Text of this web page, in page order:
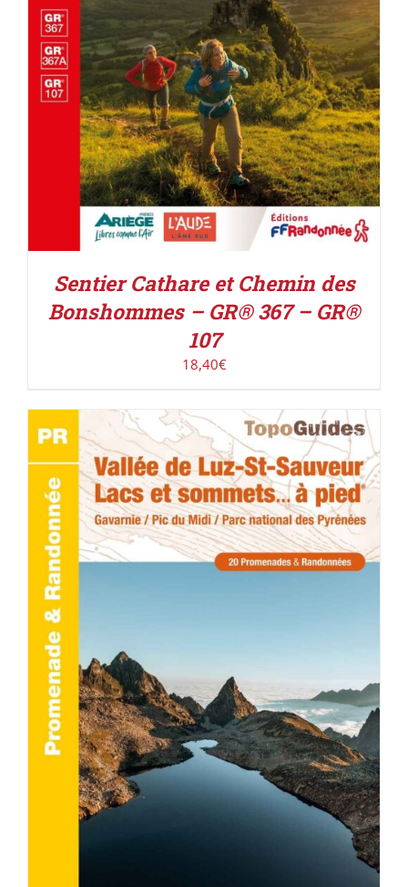
Sentier Cathare et Chemin des
Bonshommes – GR® 367 – GR®
107
18,40€
ACHETER LE PRODUIT /